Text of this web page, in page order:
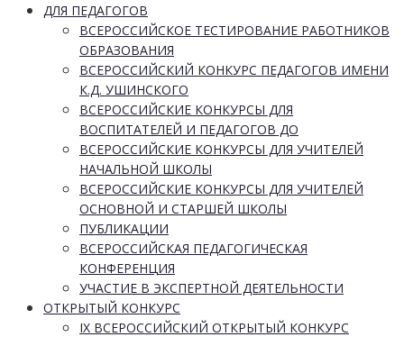
ДЛЯ ПЕДАГОГОВ
ВСЕРОССИЙСКОЕ ТЕСТИРОВАНИЕ РАБОТНИКОВ
ОБРАЗОВАНИЯ
ВСЕРОССИЙСКИЙ КОНКУРС ПЕДАГОГОВ ИМЕНИ
К.Д. УШИНСКОГО
ВСЕРОССИЙСКИЕ КОНКУРСЫ ДЛЯ
ВОСПИТАТЕЛЕЙ И ПЕДАГОГОВ ДО
ВСЕРОССИЙСКИЕ КОНКУРСЫ ДЛЯ УЧИТЕЛЕЙ
НАЧАЛЬНОЙ ШКОЛЫ
ВСЕРОССИЙСКИЕ КОНКУРСЫ ДЛЯ УЧИТЕЛЕЙ
ОСНОВНОЙ И СТАРШЕЙ ШКОЛЫ
ПУБЛИКАЦИИ
ВСЕРОССИЙСКАЯ ПЕДАГОГИЧЕСКАЯ
КОНФЕРЕНЦИЯ
УЧАСТИЕ В ЭКСПЕРТНОЙ ДЕЯТЕЛЬНОСТИ
ОТКРЫТЫЙ КОНКУРС
IX ВСЕРОССИЙСКИЙ ОТКРЫТЫЙ КОНКУРС